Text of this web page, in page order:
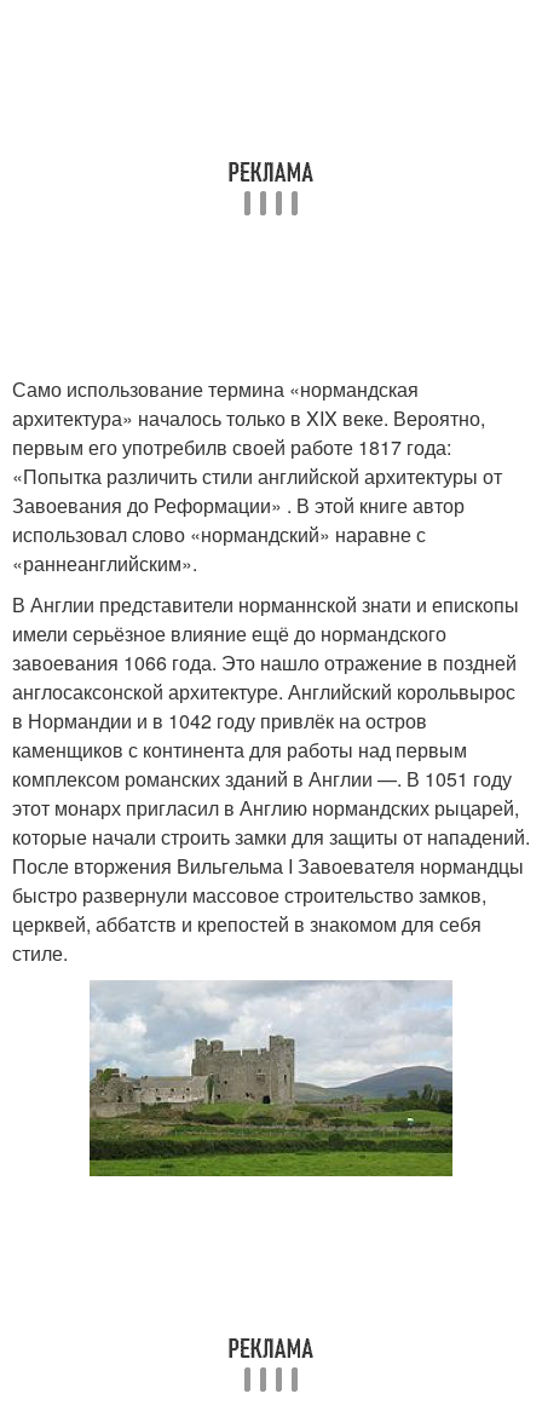
Само использование термина «нормандская
архитектура» началось только в XIX веке. Вероятно,
первым его употребилв своей работе 1817 года:
«Попытка различить стили английской архитектуры от
Завоевания до Реформации» . В этой книге автор
использовал слово «нормандский» наравне с
«раннеанглийским».
В Англии представители норманнской знати и епископы
имели серьёзное влияние ещё до нормандского
завоевания 1066 года. Это нашло отражение в поздней
англосаксонской архитектуре. Английский корольвырос
в Нормандии и в 1042 году привлёк на остров
каменщиков с континента для работы над первым
комплексом романских зданий в Англии —. В 1051 году
этот монарх пригласил в Англию нормандских рыцарей,
которые начали строить замки для защиты от нападений.
После вторжения Вильгельма I Завоевателя нормандцы
быстро развернули массовое строительство замков,
церквей, аббатств и крепостей в знакомом для себя
стиле.